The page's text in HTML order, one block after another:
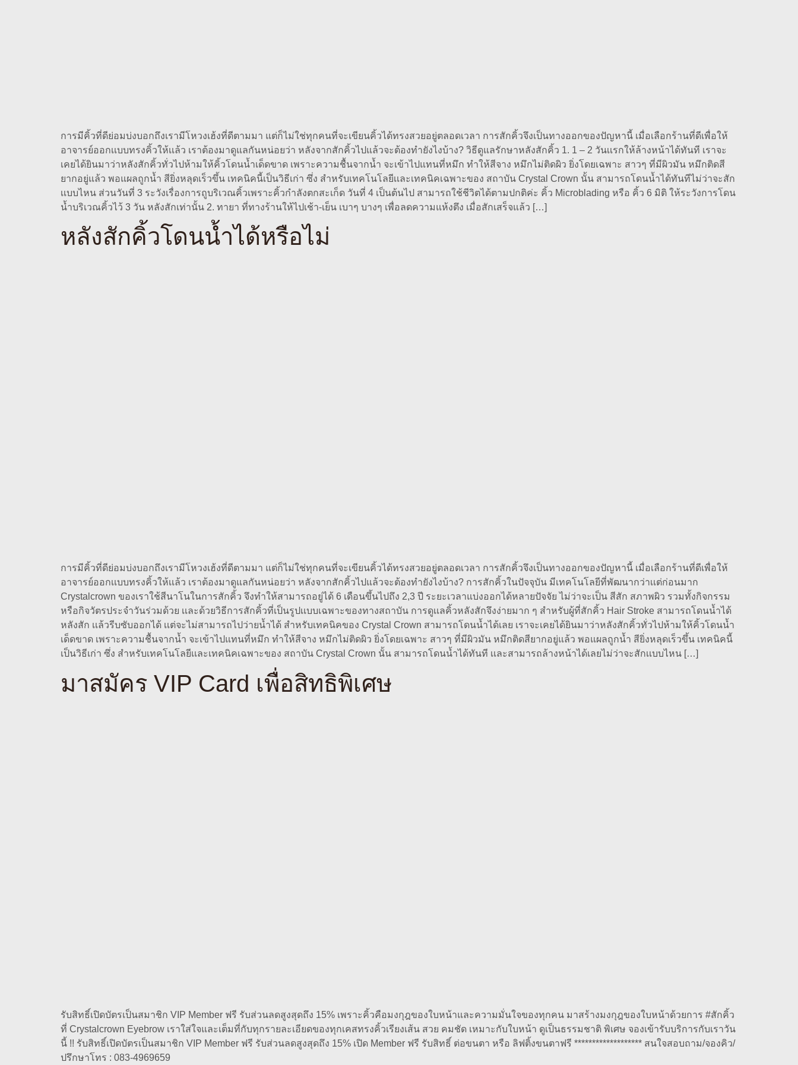
การมีคิ้วที่ดีย่อมบ่งบอกถึงเรามีโหวงเฮ้งที่ดีตามมา แต่ก็ไม่ใช่ทุกคนที่จะเขียนคิ้วได้ทรงสวยอยู่ตลอดเวลา การสักคิ้วจึงเป็นทางออกของปัญหานี้ เมื่อเลือกร้านที่ดีเพื่อให้
อาจารย์ออกเเบบทรงคิ้วให้เเล้ว เราต้องมาดูแลกันหน่อยว่า หลังจากสักคิ้วไปแล้วจะต้องทำยังไงบ้าง? วิธีดูแลรักษาหลังสักคิ้ว 1. 1 – 2 วันเเรกให้ล้างหน้าได้ทันที เราจะ
เคยได้ยินมาว่าหลังสักคิ้วทั่วไปห้ามให้คิ้วโดนน้ำเด็ดขาด เพราะความชื้นจากน้ำ จะเข้าไปแทนที่หมึก ทำให้สีจาง หมึกไม่ติดผิว ยิ่งโดยเฉพาะ สาวๆ ที่มีผิวมัน หมึกติดสี
ยากอยู่แล้ว พอแผลถูกน้ำ สียิ่งหลุดเร็วขึ้น เทคนิคนี้เป็นวิธีเก่า ซึ่ง สำหรับเทคโนโลยีเเละเทคนิคเฉพาะของ สถาบัน Crystal Crown นั้น สามารถโดนน้ำได้ทันทีไม่ว่าจะสัก
เเบบไหน ส่วนวันที่ 3 ระวังเรื่องการถูบริเวณคิ้วเพราะคิ้วกำลังตกสะเก็ด วันที่ 4 เป็นต้นไป สามารถใช้ชีวิตได้ตามปกติค่ะ คิ้ว Microblading หรือ คิ้ว 6 มิติ ให้ระวังการโดน
น้ำบริเวณคิ้วไว้ 3 วัน หลังสักเท่านั้น 2. ทายา ที่ทางร้านให้ไปเช้า-เย็น เบาๆ บางๆ เพื่อลดความแห้งตึง เมื่อสักเสร็จแล้ว […]
หลังสักคิ้วโดนน้ำได้หรือไม่
การมีคิ้วที่ดีย่อมบ่งบอกถึงเรามีโหวงเฮ้งที่ดีตามมา แต่ก็ไม่ใช่ทุกคนที่จะเขียนคิ้วได้ทรงสวยอยู่ตลอดเวลา การสักคิ้วจึงเป็นทางออกของปัญหานี้ เมื่อเลือกร้านที่ดีเพื่อให้
อาจารย์ออกเเบบทรงคิ้วให้เเล้ว เราต้องมาดูแลกันหน่อยว่า หลังจากสักคิ้วไปแล้วจะต้องทำยังไงบ้าง? การสักคิ้วในปัจจุบัน มีเทคโนโลยีที่พัฒนากว่าเเต่ก่อนมาก
Crystalcrown ของเราใช้สีนาโนในการสักคิ้ว จึงทำให้สามารถอยู่ได้ 6 เดือนขึ้นไปถึง 2,3 ปี ระยะเวลาแบ่งออกได้หลายปัจจัย ไม่ว่าจะเป็น สีสัก สภาพผิว รวมทั้งกิจกรรม
หรือกิจวัตรประจำวันร่วมด้วย เเละด้วยวิธีการสักคิ้วที่เป็นรูปเเบบเฉพาะของทางสถาบัน การดูเเลคิ้วหลังสักจึงง่ายมาก ๆ สำหรับผู้ที่สักคิ้ว Hair Stroke สามารถโดนน้ำได้
หลังสัก เเล้วรีบซับออกได้ เเต่จะไม่สามารถไปว่ายน้ำได้ สำหรับเทคนิคของ Crystal Crown สามารถโดนน้ำได้เลย เราจะเคยได้ยินมาว่าหลังสักคิ้วทั่วไปห้ามให้คิ้วโดนน้ำ
เด็ดขาด เพราะความชื้นจากน้ำ จะเข้าไปแทนที่หมึก ทำให้สีจาง หมึกไม่ติดผิว ยิ่งโดยเฉพาะ สาวๆ ที่มีผิวมัน หมึกติดสียากอยู่แล้ว พอแผลถูกน้ำ สียิ่งหลุดเร็วขึ้น เทคนิคนี้
เป็นวิธีเก่า ซึ่ง สำหรับเทคโนโลยีเเละเทคนิคเฉพาะของ สถาบัน Crystal Crown นั้น สามารถโดนน้ำได้ทันที เเละสามารถล้างหน้าได้เลยไม่ว่าจะสักเเบบไหน […]
มาสมัคร VIP Card เพื่อสิทธิพิเศษ
รับสิทธิ์เปิดบัตรเป็นสมาชิก VIP Member ฟรี รับส่วนลดสูงสุดถึง 15% เพราะคิ้วคือมงกุฎของใบหน้าและความมั่นใจของทุกคน มาสร้างมงกุฎของใบหน้าด้วยการ #สักคิ้ว
ที่ Crystalcrown Eyebrow เราใส่ใจและเต็มที่กับทุกรายละเอียดของทุกเคสทรงคิ้วเรียงเส้น สวย คมชัด เหมาะกับใบหน้า ดูเป็นธรรมชาติ พิเศษ จองเข้ารับบริการกับเราวัน
นี้ !! รับสิทธิ์เปิดบัตรเป็นสมาชิก VIP Member ฟรี รับส่วนลดสูงสุดถึง 15% เปิด Member ฟรี รับสิทธิ์ ต่อขนตา หรือ ลิฟติ้งขนตาฟรี ******************* สนใจสอบถาม/จองคิว/
ปรึกษา⁣⁣โทร : 083-4969659⁣⁣